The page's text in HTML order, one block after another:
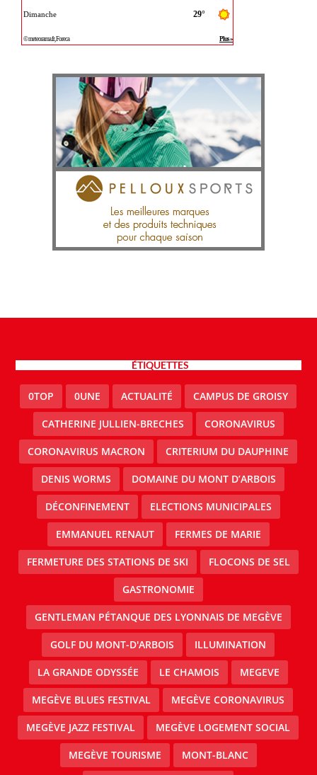
ÉTIQUETTES
0TOP 0UNE ACTUALITÉ CAMPUS DE GROISY
CATHERINE JULLIEN-BRECHES CORONAVIRUS
CORONAVIRUS MACRON CRITERIUM DU DAUPHINE
DENIS WORMS DOMAINE DU MONT D’ARBOIS
DÉCONFINEMENT ELECTIONS MUNICIPALES
EMMANUEL RENAUT FERMES DE MARIE
FERMETURE DES STATIONS DE SKI FLOCONS DE SEL
GASTRONOMIE
GENTLEMAN PÉTANQUE DES LYONNAIS DE MEGÈVE
GOLF DU MONT-D'ARBOIS ILLUMINATION
LA GRANDE ODYSSÉE LE CHAMOIS MEGEVE
MEGÈVE BLUES FESTIVAL MEGÈVE CORONAVIRUS
MEGÈVE JAZZ FESTIVAL MEGÈVE LOGEMENT SOCIAL
MEGÈVE TOURISME MONT-BLANC